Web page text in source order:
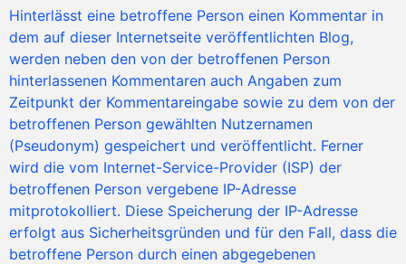
Hinterlässt eine betroffene Person einen Kommentar in
dem auf dieser Internetseite veröffentlichten Blog,
werden neben den von der betroffenen Person
hinterlassenen Kommentaren auch Angaben zum
Zeitpunkt der Kommentareingabe sowie zu dem von der
betroffenen Person gewählten Nutzernamen
(Pseudonym) gespeichert und veröffentlicht. Ferner
wird die vom Internet-Service-Provider (ISP) der
betroffenen Person vergebene IP-Adresse
mitprotokolliert. Diese Speicherung der IP-Adresse
erfolgt aus Sicherheitsgründen und für den Fall, dass die
betroffene Person durch einen abgegebenen